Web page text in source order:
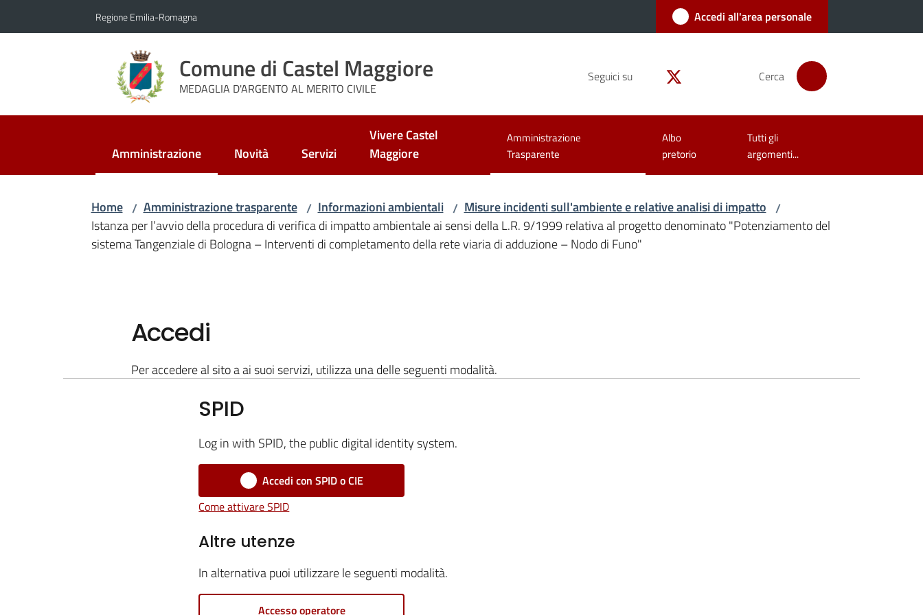
Regione Emilia-Romagna Accedi all'area personale
Comune di Castel Maggiore
MEDAGLIA D'ARGENTO AL MERITO CIVILE
Seguici su Cerca
Amministrazione
Menu selezionato Novità Servizi
Vivere Castel
Maggiore
Amministrazione
Trasparente
Menu selezionato
Albo
pretorio
Tutti gli
argomenti...
Home / Amministrazione trasparente / Informazioni ambientali / Misure incidenti sull'ambiente e relative analisi di impatto /
Istanza per l’avvio della procedura di verifica di impatto ambientale ai sensi della L.R. 9/1999 relativa al progetto denominato "Potenziamento del
sistema Tangenziale di Bologna – Interventi di completamento della rete viaria di adduzione – Nodo di Funo"
Accedi
Per accedere al sito a ai suoi servizi, utilizza una delle seguenti modalità.
SPID
Log in with SPID, the public digital identity system.
Accedi con SPID o CIE
Come attivare SPID
Altre utenze
In alternativa puoi utilizzare le seguenti modalità.
Accesso operatore